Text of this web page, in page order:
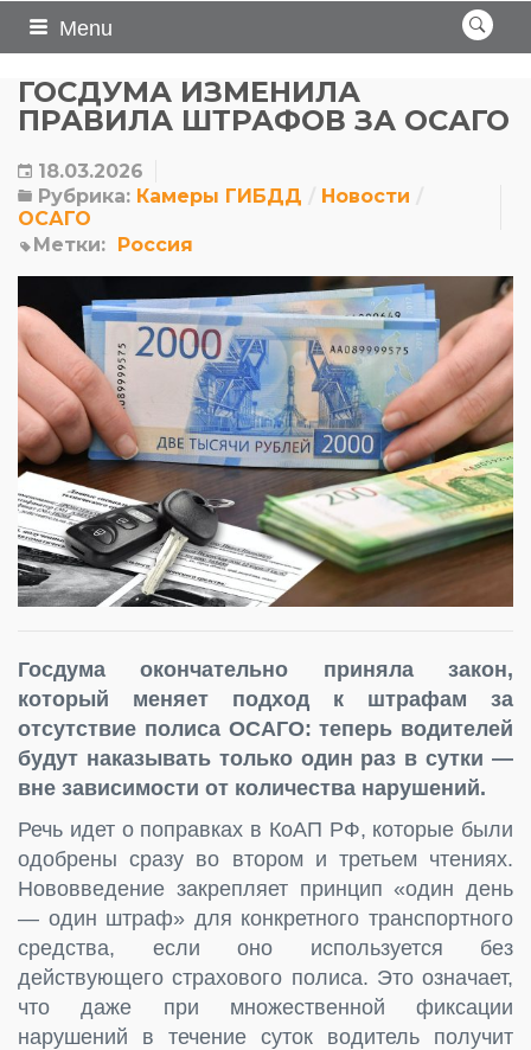
Menu
ГОСДУМА ИЗМЕНИЛА
ПРАВИЛА ШТРАФОВ ЗА ОСАГО
18.03.2026
Рубрика: Камеры ГИБДД
Новости
ОСАГО
Метки: Россия
Госдума окончательно приняла закон,
который меняет подход к штрафам за
отсутствие полиса ОСАГО: теперь водителей
будут наказывать только один раз в сутки —
вне зависимости от количества нарушений.
Речь идет о поправках в КоАП РФ, которые были
одобрены сразу во втором и третьем чтениях.
Нововведение закрепляет принцип «один день
— один штраф» для конкретного транспортного
средства, если оно используется без
действующего страхового полиса. Это означает,
что даже при множественной фиксации
нарушений в течение суток водитель получит